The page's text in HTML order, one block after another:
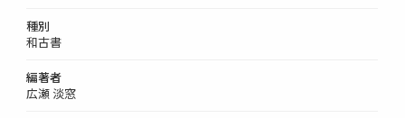
種別
和古書
編著者
広瀬 淡窓